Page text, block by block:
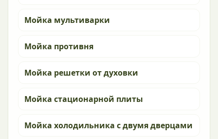
Мойка мультиварки
Мойка противня
Мойка решетки от духовки
Мойка стационарной плиты
Мойка холодильника с двумя дверцами